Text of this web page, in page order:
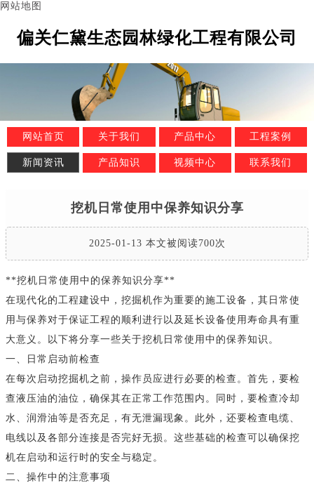
网站地图
偏关仁黛生态园林绿化工程有限公司
网站首页 关于我们 产品中心 工程案例
新闻资讯 产品知识 视频中心 联系我们
挖机日常使用中保养知识分享
2025-01-13 本文被阅读700次
**挖机日常使用中的保养知识分享**
在现代化的工程建设中，挖掘机作为重要的施工设备，其日常使
用与保养对于保证工程的顺利进行以及延长设备使用寿命具有重
大意义。以下将分享一些关于挖机日常使用中的保养知识。
一、日常启动前检查
在每次启动挖掘机之前，操作员应进行必要的检查。首先，要检
查液压油的油位，确保其在正常工作范围内。同时，要检查冷却
水、润滑油等是否充足，有无泄漏现象。此外，还要检查电缆、
电线以及各部分连接是否完好无损。这些基础的检查可以确保挖
机在启动和运行时的安全与稳定。
二、操作中的注意事项